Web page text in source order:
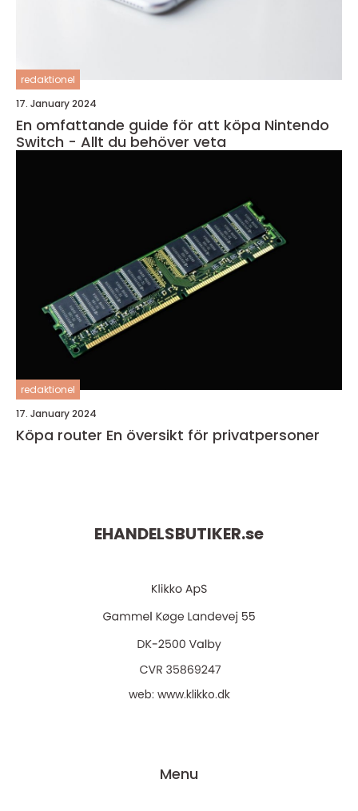
redaktionel
17. January 2024
En omfattande guide för att köpa Nintendo
Switch - Allt du behöver veta
redaktionel
17. January 2024
Köpa router En översikt för privatpersoner
EHANDELSBUTIKER.se
web: www.klikko.dk
Menu